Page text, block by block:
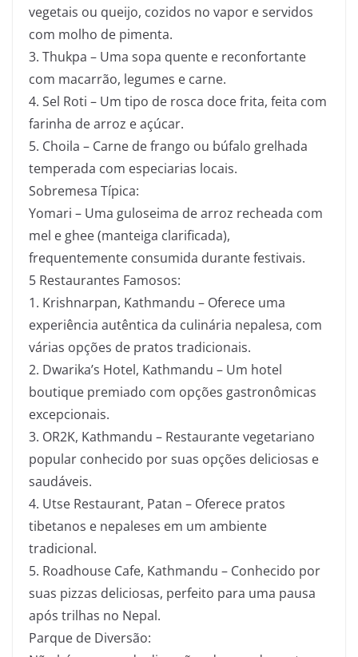
vegetais ou queijo, cozidos no vapor e servidos
com molho de pimenta.
3. Thukpa – Uma sopa quente e reconfortante
com macarrão, legumes e carne.
4. Sel Roti – Um tipo de rosca doce frita, feita com
farinha de arroz e açúcar.
5. Choila – Carne de frango ou búfalo grelhada
temperada com especiarias locais.
Sobremesa Típica:
Yomari – Uma guloseima de arroz recheada com
mel e ghee (manteiga clarificada),
frequentemente consumida durante festivais.
5 Restaurantes Famosos:
1. Krishnarpan, Kathmandu – Oferece uma
experiência autêntica da culinária nepalesa, com
várias opções de pratos tradicionais.
2. Dwarika’s Hotel, Kathmandu – Um hotel
boutique premiado com opções gastronômicas
excepcionais.
3. OR2K, Kathmandu – Restaurante vegetariano
popular conhecido por suas opções deliciosas e
saudáveis.
4. Utse Restaurant, Patan – Oferece pratos
tibetanos e nepaleses em um ambiente
tradicional.
5. Roadhouse Cafe, Kathmandu – Conhecido por
suas pizzas deliciosas, perfeito para uma pausa
após trilhas no Nepal.
Parque de Diversão: